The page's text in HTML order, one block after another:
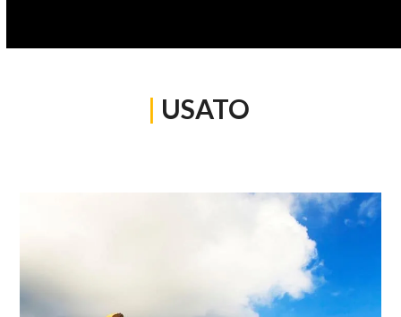
| USATO